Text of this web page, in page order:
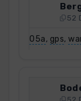
52
05a, gps,